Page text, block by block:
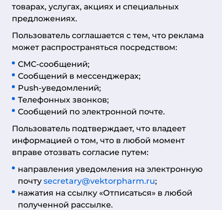
товарах, услугах, акциях и специальных
предложениях.
Пользователь соглашается с тем, что реклама
может распространяться посредством:
СМС-сообщений;
Сообщений в мессенджерах;
Push-уведомлений;
Телефонных звонков;
Сообщений по электронной почте.
Пользователь подтверждает, что владеет
информацией о том, что в любой момент
вправе отозвать согласие путем:
направления уведомления на электронную
почту secretary@vektorpharm.ru;
нажатия на ссылку «Отписаться» в любой
полученной рассылке.